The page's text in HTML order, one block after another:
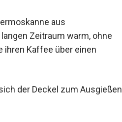
aus
Zeitraum warm, ohne
ihren Kaffee über einen
der Deckel zum Ausgießen